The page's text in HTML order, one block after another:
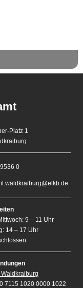
Platz 1
0
9 – 11 Uhr
14 – 17 Uhr
7115 1020 0000 1022